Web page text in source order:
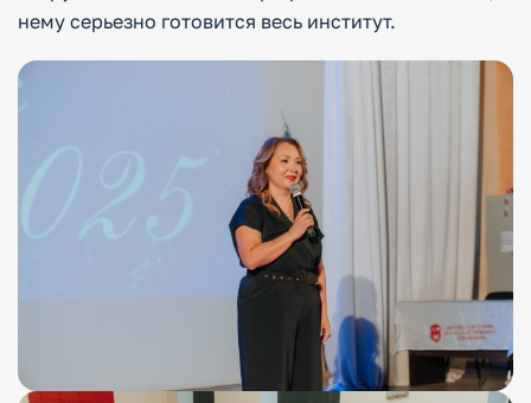
нему серьезно готовится весь институт.